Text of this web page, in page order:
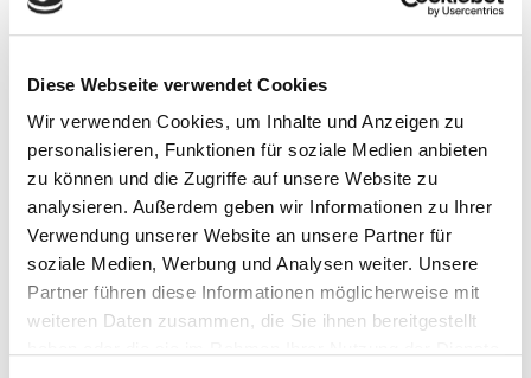
Diese Webseite verwendet Cookies
Wir verwenden Cookies, um Inhalte und Anzeigen zu
personalisieren, Funktionen für soziale Medien anbieten
zu können und die Zugriffe auf unsere Website zu
analysieren. Außerdem geben wir Informationen zu Ihrer
Verwendung unserer Website an unsere Partner für
soziale Medien, Werbung und Analysen weiter. Unsere
Partner führen diese Informationen möglicherweise mit
weiteren Daten zusammen, die Sie ihnen bereitgestellt
UFI verlängert die Partnerschaft mit John
Newell für die Goodyear FIA European
Truck Racing Championship 2026
22. Juni 2026